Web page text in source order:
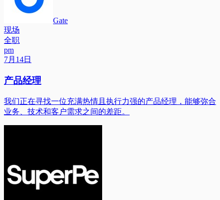
Gate
现场
全职
pm
7月14日
产品经理
我们正在寻找一位充满热情且执行力强的产品经理，能够弥合
业务、技术和客户需求之间的差距。